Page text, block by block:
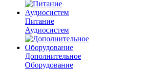
Питание
Аудиосистем
Дополнительное
Оборудование